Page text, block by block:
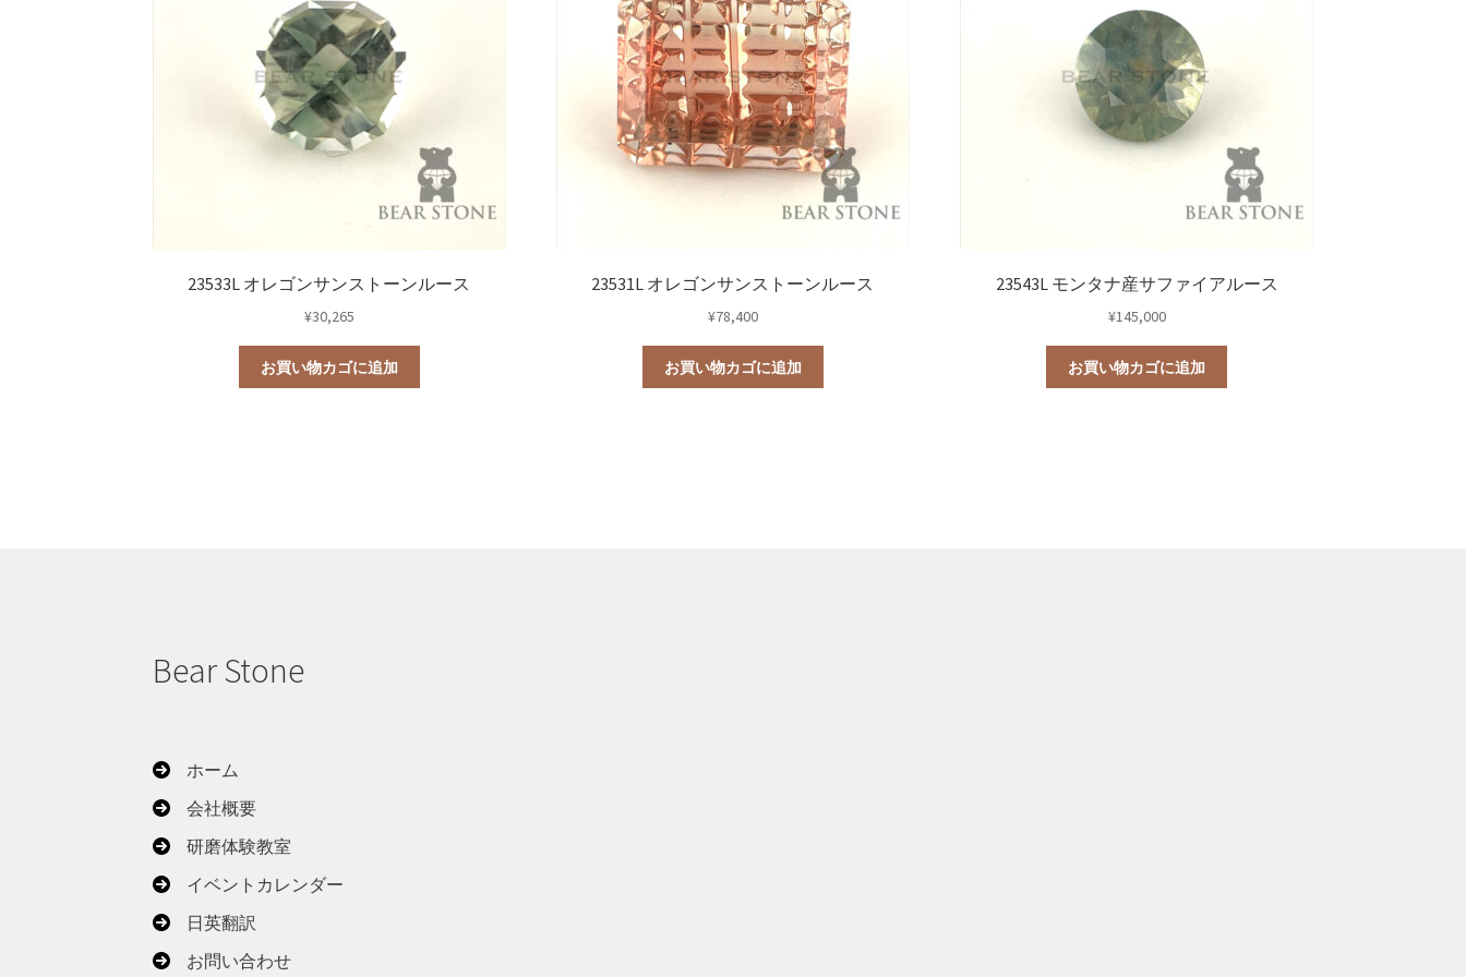
23533L オレゴンサンストーンルース
¥30,265
お買い物カゴに追加
23531L オレゴンサンストーンルース
¥78,400
お買い物カゴに追加
23543L モンタナ産サファイアルース
¥145,000
お買い物カゴに追加
Bear Stone
ホーム
会社概要
研磨体験教室
イベントカレンダー
日英翻訳
お問い合わせ